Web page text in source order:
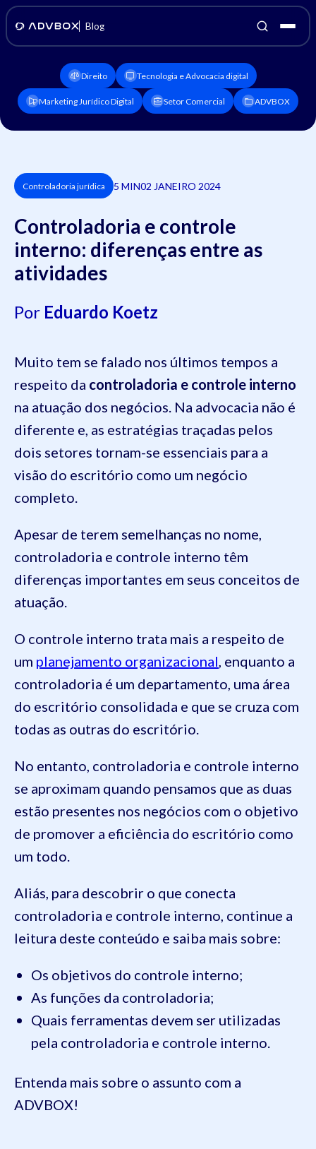
Blog
Direito Tecnologia e Advocacia digital
Marketing Jurídico Digital Setor Comercial ADVBOX
Controladoria jurídica 5 MIN02 JANEIRO 2024
Controladoria e controle
interno: diferenças entre as
atividades
Por Eduardo Koetz
Muito tem se falado nos últimos tempos a
respeito da controladoria e controle interno
na atuação dos negócios. Na advocacia não é
diferente e, as estratégias traçadas pelos
dois setores tornam-se essenciais para a
visão do escritório como um negócio
completo.
Apesar de terem semelhanças no nome,
controladoria e controle interno têm
diferenças importantes em seus conceitos de
atuação.
O controle interno trata mais a respeito de
um planejamento organizacional, enquanto a
controladoria é um departamento, uma área
do escritório consolidada e que se cruza com
todas as outras do escritório.
No entanto, controladoria e controle interno
se aproximam quando pensamos que as duas
estão presentes nos negócios com o objetivo
de promover a eficiência do escritório como
um todo.
Aliás, para descobrir o que conecta
controladoria e controle interno, continue a
leitura deste conteúdo e saiba mais sobre:
Os objetivos do controle interno;
As funções da controladoria;
Quais ferramentas devem ser utilizadas
pela controladoria e controle interno.
Entenda mais sobre o assunto com a
ADVBOX!